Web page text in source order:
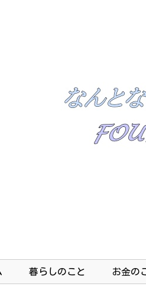
暮らしのこと お金の